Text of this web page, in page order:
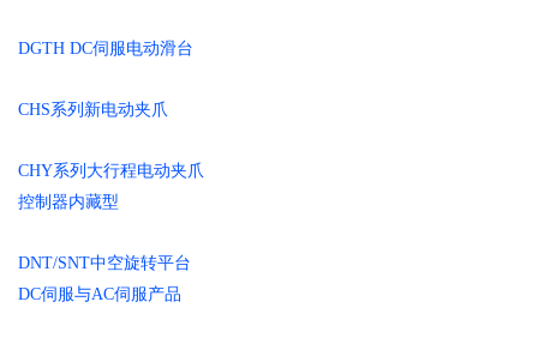
DGTH DC伺服电动滑台
CHS系列新电动夹爪
CHY系列大行程电动夹爪
控制器内藏型
DNT/SNT中空旋转平台
DC伺服与AC伺服产品